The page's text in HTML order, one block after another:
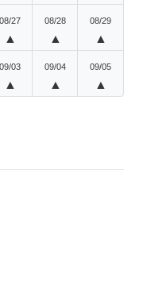
08/27
▲
08/28
▲
08/29
▲
09/03
▲
09/04
▲
09/05
▲